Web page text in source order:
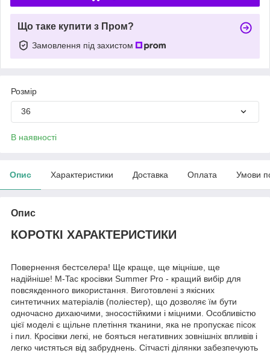
Що таке купити з Пром?
Замовлення під захистом
Розмір
36
В наявності
Опис Характеристики Доставка Оплата Умови
Опис
КОРОТКІ ХАРАКТЕРИСТИКИ
Повернення бестселера! Ще краще, ще міцніше, ще
надійніше! M-Tac кросівки Summer Pro - кращий вибір для
повсякденного використання. Виготовлені з якісних
синтетичних матеріалів (поліестер), що дозволяє їм бути
одночасно дихаючими, зносостійкими і міцними. Особливістю
цієї моделі є щільне плетіння тканини, яка не пропускає пісок
і пил. Кросівки легкі, не бояться негативних зовнішніх впливів і
легко чистяться від забруднень. Сітчасті ділянки забезпечують